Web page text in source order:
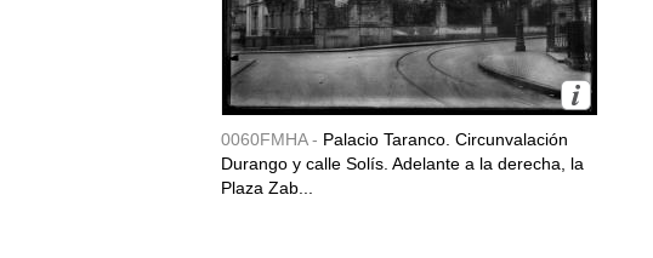
0060FMHA - Palacio Taranco. Circunvalación
Durango y calle Solís. Adelante a la derecha, la
Plaza Zab...